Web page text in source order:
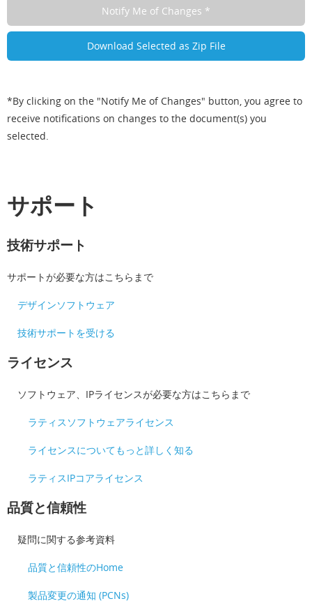
*By clicking on the "Notify Me of Changes" button, you agree to
receive notifications on changes to the document(s) you
selected.
サポート
技術サポート
サポートが必要な方はこちらまで
デザインソフトウェア
技術サポートを受ける
ライセンス
ソフトウェア、IPライセンスが必要な方はこちらまで
ラティスソフトウェアライセンス
ライセンスについてもっと詳しく知る
ラティスIPコアライセンス
品質と信頼性
疑問に関する参考資料
品質と信頼性のHome
製品変更の通知 (PCNs)